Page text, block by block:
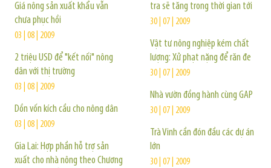
Giá nông sản xuất khẩu vẫn
chưa phục hồi
03 | 08 | 2009
2 triệu USD để "kết nối" nông
dân với thị trường
03 | 08 | 2009
Dồn vốn kích cầu cho nông dân
03 | 08 | 2009
Gia Lai: Hợp phần hỗ trợ sản
xuất cho nhà nông theo Chương
tra sẽ tăng trong thời gian tới
30 | 07 | 2009
Vật tư nông nghiệp kém chất
lượng: Xử phạt nặng để răn đe
30 | 07 | 2009
Nhà vườn đồng hành cùng GAP
30 | 07 | 2009
Trà Vinh cần đón đầu các dự án
lớn
30 | 07 | 2009